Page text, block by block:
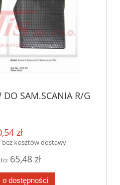
SAM.SCANIA R/G
zł
bez kosztów dostawy
65,48 zł
o dostępności